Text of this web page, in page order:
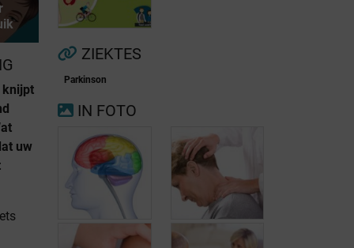
knijpt
uw
Voorkamerfibrillatie
pancreas-
ZIEKTES
Parkinson
IN FOTO